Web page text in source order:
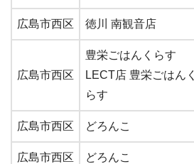
広島市西区 徳川 南観音店
広島市西区
豊栄ごはんくらす
LECT店 豊栄ごはんく
らす
広島市西区 どろんこ
広島市西区 どろんこ